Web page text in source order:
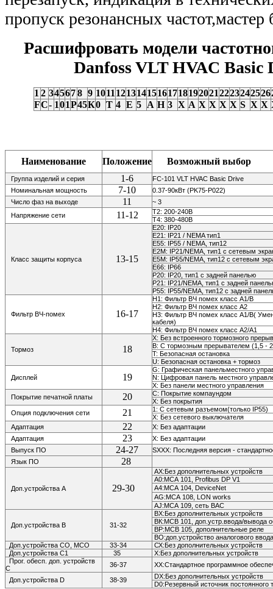
пропуск резонансных
Расшифровать модели
Danfoss VLT HVAC Basic
1 2 345678 9 1011 121314151617181920212223242526
FC- 101P45К0 Т 4 E 5 A H 3 X А Х X X X S X X
Наименование Положение Возможный выбор
Группа изделий и серия 1-6
FC-101 VLT HVAC Basic Drive
Номинальная мощность
7-10
0.37-90кВт (PK75-P022)
Число фаз на выходе
11
~ 3
Напряжение сети
11-12
Т2: 200-240В
Т4: 380-480В
Класс защиты корпуса 13-15
E20: IP20
E21: IP21 / NEMA тип1
E55: IP55 / NEMA, тип12
E2M: IP21/NEMA, тип1 с сетевым
E5M: IP55/NEMA, тип12 с сетевым
E66: IP66
P20: IP20, тип1 с задней панелью
P21: IP21/NEMA, тип1 с задней
P55: IP55/NEMA, тип12 с задней
Фильтр ВЧ-помех 16-17
H1: Фильтр ВЧ помех класс A1/В
H2: Фильтр ВЧ помех класс A2
H3: Фильтр ВЧ помех класс A1/B(
кабеля)
H4: Фильтр ВЧ помех класс A2/A1
Тормоз 18
X: Без встроенного тормозного
B: С тормозным прерывателем (1,5 -
T: Безопасная остановка
U: Безопасная остановка + тормоз
Дисплей 19
G: Графическая панельместного
N: Цифровая панель местного
Х: Без панели местного управления
Покрытие печатной платы
20
С: Покрытие компаундом
Х: Без покрытия
Опция подключения сети
21
1: С сетевым разъемом(только IP55)
Х: Без сетевого выключателя
Адаптация
22
X: Без адаптации
Адаптация
23
X: Без адаптации
Выпуск ПО
24-27
SXXX: Последняя версия -
Язык ПО
28
Доп.устройства А 29-30
АХ:Без дополнительных устройств
А0:МСА 101, Profibus DP V1
А4:МСА 104,
DeviceNet
AG:МСА 108,
LON works
AJ:МСА 109, сеть ВАС
Доп.устройства В 31-32
ВХ:Без дополнительных устройств
ВК:МСВ 101, доп.устр.ввода/вывода
ВР:МСВ 105, дополнительные реле
ВО:доп.устройство аналогового
Доп.устройства СО, МСО
33-34
СХ:Без дополнительных устройств
Доп.устройства С1
35
Х:Без дополнительных устройств
Прог. обесп. доп. устройств
С
36-37 ХХ:Стандартное программное
Доп.устройства D 38-39
DX:Без дополнительных устройств
D0:Резервный источник постоянного